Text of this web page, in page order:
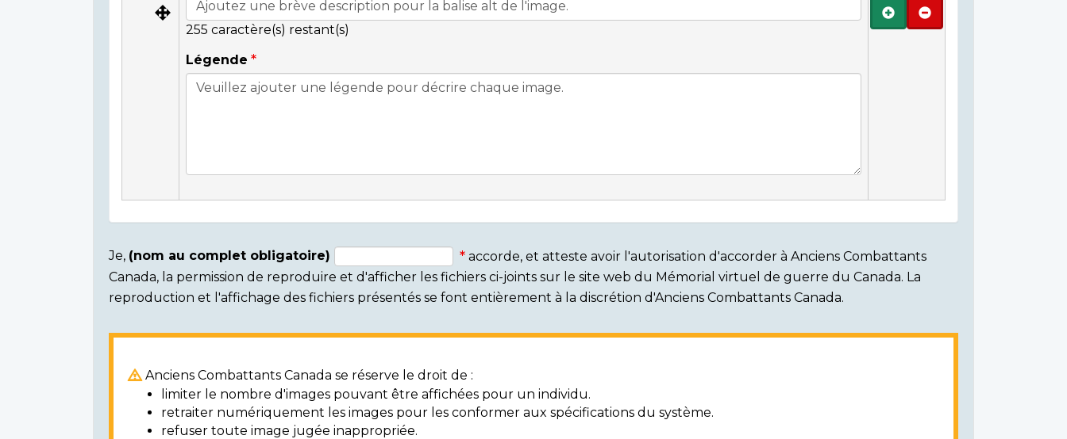
255 caractère(s) restant(s)
Légende
AjouterRetirer
Consent
section
Je, (nom au complet obligatoire)
accorde, et atteste avoir l'autorisation d'accorder à Anciens Combattants
Canada, la permission de reproduire et d'afficher les fichiers ci-joints sur le site web du Mémorial virtuel de guerre du Canada. La
reproduction et l'affichage des fichiers présentés se font entièrement à la discrétion d'Anciens Combattants Canada.
Anciens Combattants Canada se réserve le droit de :
limiter le nombre d'images pouvant être affichées pour un individu.
retraiter numériquement les images pour les conformer aux spécifications du système.
refuser toute image jugée inappropriée.